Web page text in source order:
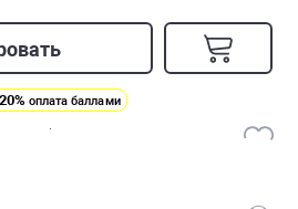
20% оплата баллами